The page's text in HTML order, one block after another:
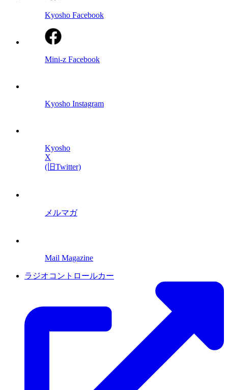
Kyosho Facebook
Mini-z Facebook
Kyosho Instagram
Kyosho
X
(旧Twitter)
メルマガ
Mail Magazine
ラジオコントロールカー